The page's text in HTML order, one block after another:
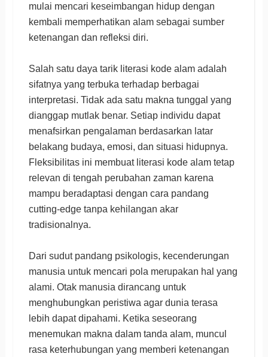
mulai mencari keseimbangan hidup dengan
kembali memperhatikan alam sebagai sumber
ketenangan dan refleksi diri.
Salah satu daya tarik literasi kode alam adalah
sifatnya yang terbuka terhadap berbagai
interpretasi. Tidak ada satu makna tunggal yang
dianggap mutlak benar. Setiap individu dapat
menafsirkan pengalaman berdasarkan latar
belakang budaya, emosi, dan situasi hidupnya.
Fleksibilitas ini membuat literasi kode alam tetap
relevan di tengah perubahan zaman karena
mampu beradaptasi dengan cara pandang
cutting-edge tanpa kehilangan akar
tradisionalnya.
Dari sudut pandang psikologis, kecenderungan
manusia untuk mencari pola merupakan hal yang
alami. Otak manusia dirancang untuk
menghubungkan peristiwa agar dunia terasa
lebih dapat dipahami. Ketika seseorang
menemukan makna dalam tanda alam, muncul
rasa keterhubungan yang memberi ketenangan